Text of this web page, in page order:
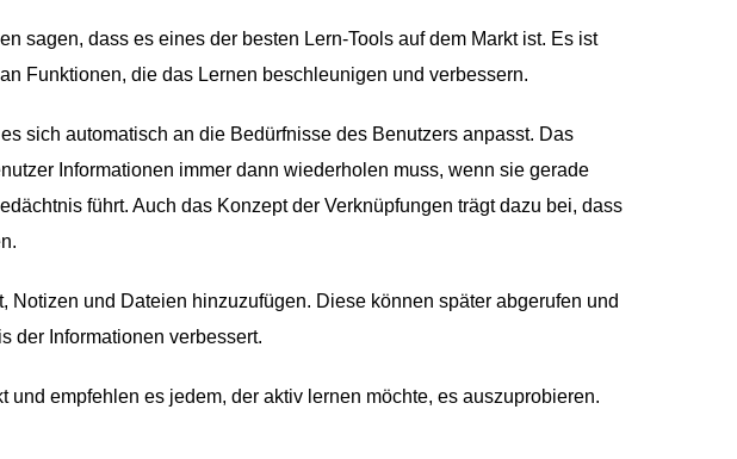
sagen, dass es eines der besten Lern-Tools auf dem Markt ist. Es ist
Funktionen, die das Lernen beschleunigen und verbessern.
sich automatisch an die Bedürfnisse des Benutzers anpasst. Das
Informationen immer dann wiederholen muss, wenn sie gerade
führt. Auch das Konzept der Verknüpfungen trägt dazu bei, dass
und Dateien hinzuzufügen. Diese können später abgerufen und
der Informationen verbessert.
und empfehlen es jedem, der aktiv lernen möchte, es auszuprobieren.